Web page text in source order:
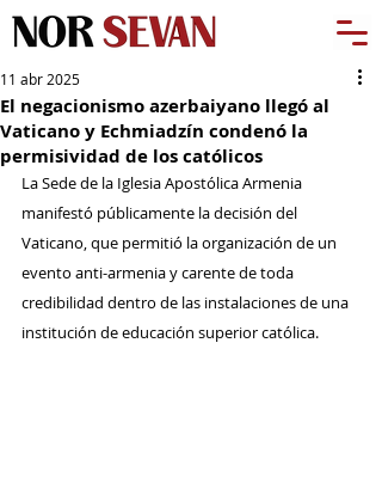
El negacionismo azerbaiyano llegó al
Vaticano y Echmiadzín condenó la
permisividad de los católicos
11 abr 2025
La Sede de la Iglesia Apostólica Armenia
manifestó públicamente la decisión del
Vaticano, que permitió la organización de un
evento anti-armenia y carente de toda
credibilidad dentro de las instalaciones de una
institución de educación superior católica.